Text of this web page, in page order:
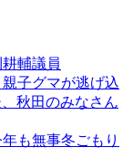
輔議員
子グマが逃げ込
秋田のみなさん
も無事冬ごもり